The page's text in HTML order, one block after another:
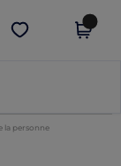
Obtenir l'appli
la personne